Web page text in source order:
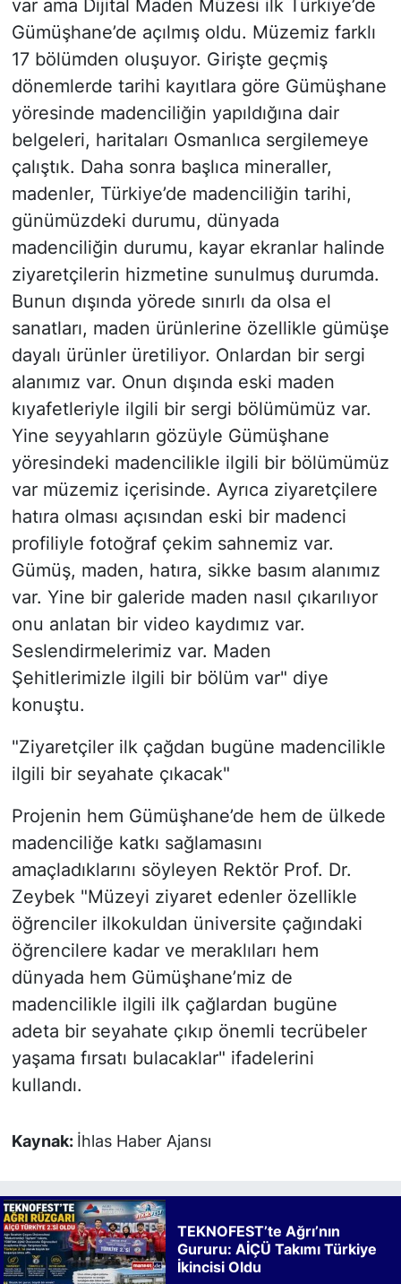
var ama Dijital Maden Müzesi ilk Türkiye’de
Gümüşhane’de açılmış oldu. Müzemiz farklı
17 bölümden oluşuyor. Girişte geçmiş
dönemlerde tarihi kayıtlara göre Gümüşhane
yöresinde madenciliğin yapıldığına dair
belgeleri, haritaları Osmanlıca sergilemeye
çalıştık. Daha sonra başlıca mineraller,
madenler, Türkiye’de madenciliğin tarihi,
günümüzdeki durumu, dünyada
madenciliğin durumu, kayar ekranlar halinde
ziyaretçilerin hizmetine sunulmuş durumda.
Bunun dışında yörede sınırlı da olsa el
sanatları, maden ürünlerine özellikle gümüşe
dayalı ürünler üretiliyor. Onlardan bir sergi
alanımız var. Onun dışında eski maden
kıyafetleriyle ilgili bir sergi bölümümüz var.
Yine seyyahların gözüyle Gümüşhane
yöresindeki madencilikle ilgili bir bölümümüz
var müzemiz içerisinde. Ayrıca ziyaretçilere
hatıra olması açısından eski bir madenci
profiliyle fotoğraf çekim sahnemiz var.
Gümüş, maden, hatıra, sikke basım alanımız
var. Yine bir galeride maden nasıl çıkarılıyor
onu anlatan bir video kaydımız var.
Seslendirmelerimiz var. Maden
Şehitlerimizle ilgili bir bölüm var" diye
konuştu.
"Ziyaretçiler ilk çağdan bugüne madencilikle
ilgili bir seyahate çıkacak"
Projenin hem Gümüşhane’de hem de ülkede
madenciliğe katkı sağlamasını
amaçladıklarını söyleyen Rektör Prof. Dr.
Zeybek "Müzeyi ziyaret edenler özellikle
öğrenciler ilkokuldan üniversite çağındaki
öğrencilere kadar ve meraklıları hem
dünyada hem Gümüşhane’miz de
madencilikle ilgili ilk çağlardan bugüne
adeta bir seyahate çıkıp önemli tecrübeler
yaşama fırsatı bulacaklar" ifadelerini
kullandı.
Kaynak: İhlas Haber Ajansı
TEKNOFEST’te Ağrı’nın
Gururu: AİÇÜ Takımı Türkiye
İkincisi Oldu